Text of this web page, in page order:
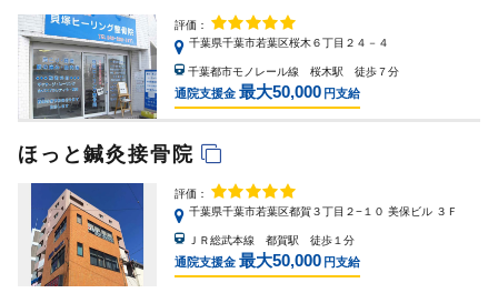
評価：
千葉県千葉市若葉区桜木６丁目２４－４
千葉都市モノレール線 桜木駅 徒歩７分
通院支援金 最大50,000 円支給
ほっと鍼灸接骨院
評価：
千葉県千葉市若葉区都賀３丁目２−１０ 美保ビル ３Ｆ
ＪＲ総武本線 都賀駅 徒歩１分
通院支援金 最大50,000 円支給